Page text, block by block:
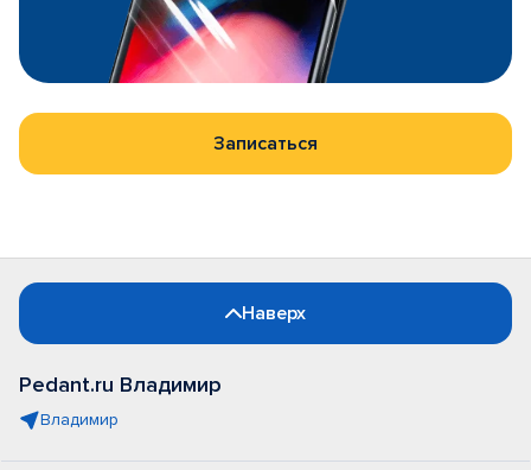
Записаться
Наверх
Pedant.ru Владимир
Владимир